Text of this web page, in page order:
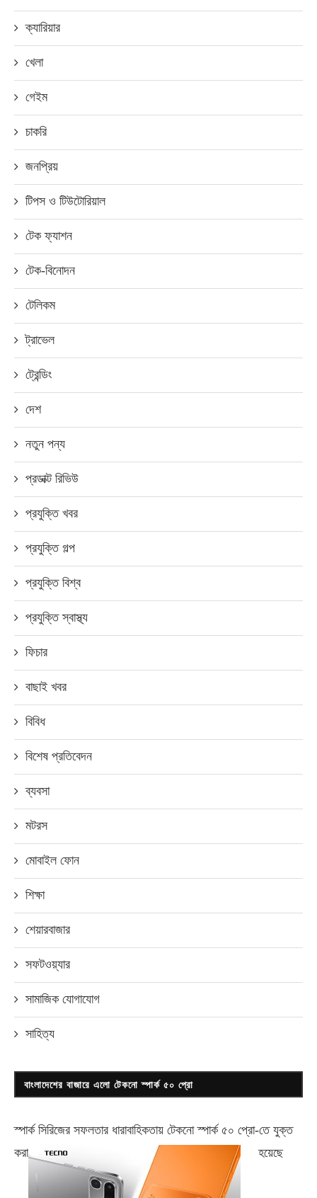
ক্যারিয়ার
খেলা
গেইম
চাকরি
জনপ্রিয়
টিপস ও টিউটোরিয়াল
টেক ফ্যাশন
টেক-বিনোদন
টেলিকম
ট্রাভেল
ট্রেন্ডিং
দেশ
নতুন পন্য
প্রডাক্ট রিভিউ
প্রযুক্তি খবর
প্রযুক্তি গল্প
প্রযুক্তি বিশ্ব
প্রযুক্তি স্বাস্থ্য
ফিচার
বাছাই খবর
বিবিধ
বিশেষ প্রতিবেদন
ব্যবসা
মটরস
মোবাইল ফোন
শিক্ষা
শেয়ারবাজার
সফটওয়্যার
সামাজিক যোগাযোগ
সাহিত্য
বাংলাদেশের বাজারে এলো টেকনো স্পার্ক ৫০ প্রো
স্পার্ক সিরিজের সফলতার ধারাবাহিকতায় টেকনোস্পার্ক ৫০ প্রো-তে যুক্ত
করা
হয়েছে